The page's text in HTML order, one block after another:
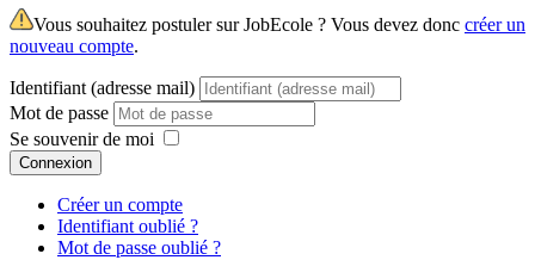
Vous souhaitez postuler sur JobEcole ? Vous devez donc créer un
nouveau compte.
Identifiant (adresse mail)
Mot de passe
Se souvenir de moi
Connexion
Créer un compte
Identifiant oublié ?
Mot de passe oublié ?